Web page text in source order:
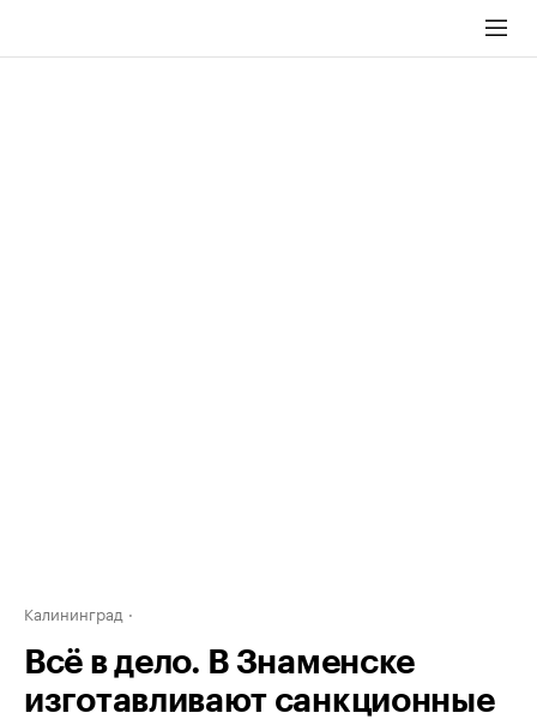
Калининград
Всё в дело. В Знаменске
изготавливают санкционные